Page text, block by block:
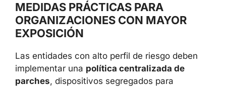
MEDIDAS PRÁCTICAS PARA
ORGANIZACIONES CON MAYOR
EXPOSICIÓN
Las entidades con alto perfil de riesgo deben
implementar una política centralizada de
parches, dispositivos segregados para